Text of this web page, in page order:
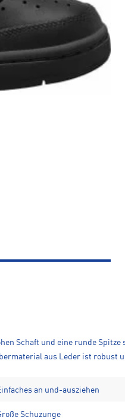
Schaft und eine runde
aus Leder ist robust
an und-ausziehen
Schuzunge